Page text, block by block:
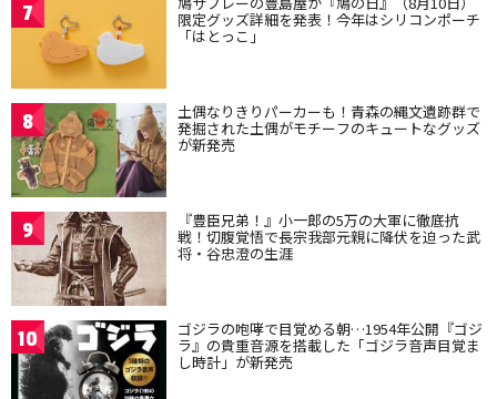
7 限定グッズ詳細を発表！今年はシリコンポーチ
「はとっこ」
8 土偶なりきりパーカーも！青森の縄文遺跡群で
発掘された土偶がモチーフのキュートなグッズ
が新発売
9 『豊臣兄弟！』小一郎の5万の大軍に徹底抗
戦！切腹覚悟で長宗我部元親に降伏を迫った武
将・谷忠澄の生涯
10 ゴジラの咆哮で目覚める朝…1954年公開『ゴジ
ラ』の貴重音源を搭載した「ゴジラ音声目覚ま
し時計」が新発売